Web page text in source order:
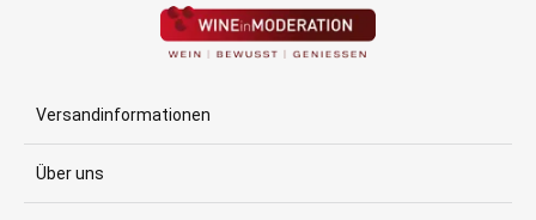
Versandinformationen
Über uns